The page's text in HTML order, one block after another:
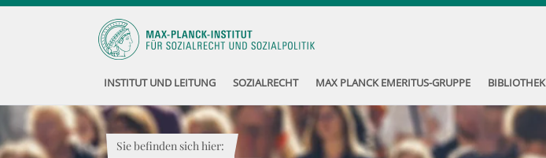
INSTITUT UND LEITUNG SOZIALRECHT MAX PLANCK EMERITUS-GRUPPE BIBLIOTHEK
Sie befinden sich hier: